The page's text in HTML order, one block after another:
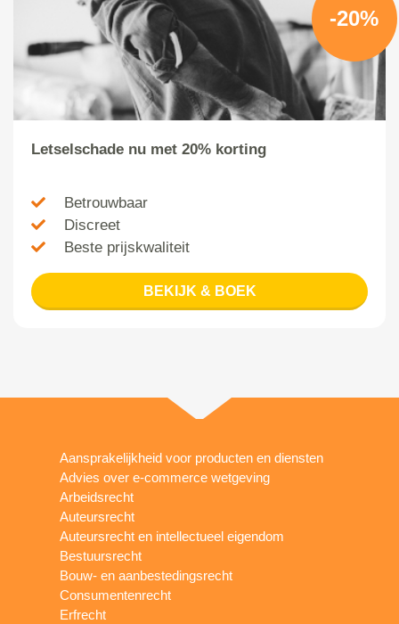
-20%
Letselschade nu met 20% korting
Betrouwbaar
Discreet
Beste prijskwaliteit
BEKIJK & BOEK
Aansprakelijkheid voor producten en diensten
Advies over e-commerce wetgeving
Arbeidsrecht
Auteursrecht
Auteursrecht en intellectueel eigendom
Bestuursrecht
Bouw- en aanbestedingsrecht
Consumentenrecht
Erfrecht